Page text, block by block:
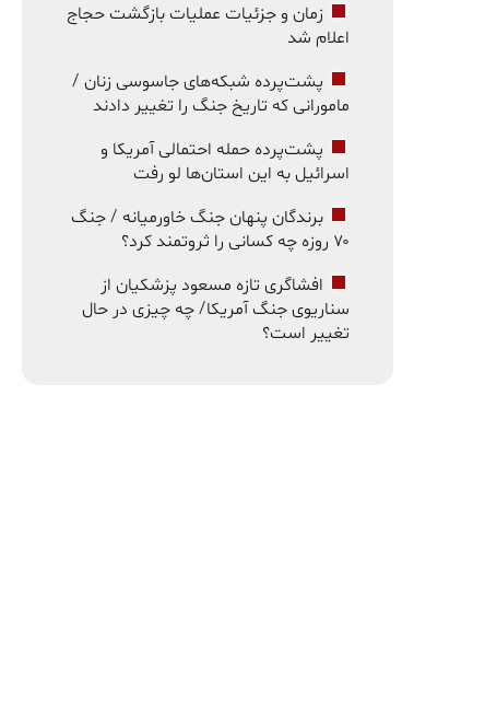
زمان و جزئیات عملیات بازگشت حجاج
اعلام شد
پشت‌پرده شبکه‌های جاسوسی زنان /
مامورانی که تاریخ جنگ را تغییر دادند
پشت‌پرده حمله احتمالی آمریکا و
اسرائیل به این استان‌ها لو رفت
برندگان پنهان جنگ خاورمیانه / جنگ
۷۰ روزه چه کسانی را ثروتمند کرد؟
افشاگری تازه مسعود پزشکیان از
سناریوی جنگ آمریکا/ چه چیزی در حال
تغییر است؟